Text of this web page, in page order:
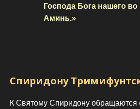
Господа Бога нашего во
Аминь.»
Спиридону
К Святому Спиридону обращаются